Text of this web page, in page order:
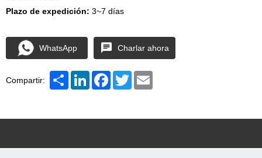
Plazo de expedición: 3~7 días
WhatsApp Charlar ahora
Compartir: ShareLinkedInFacebook
Twitter